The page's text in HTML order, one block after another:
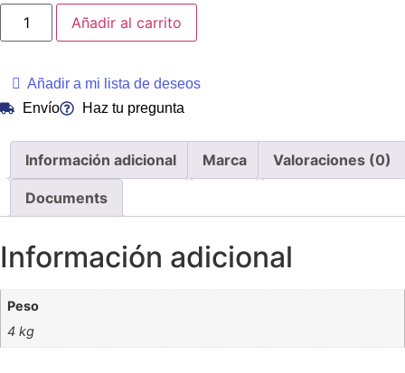
Añadir al carrito
Añadir a mi lista de deseos
Envío
Haz tu pregunta
Información adicional Marca Valoraciones (0)
Documents
Información adicional
Peso
4 kg